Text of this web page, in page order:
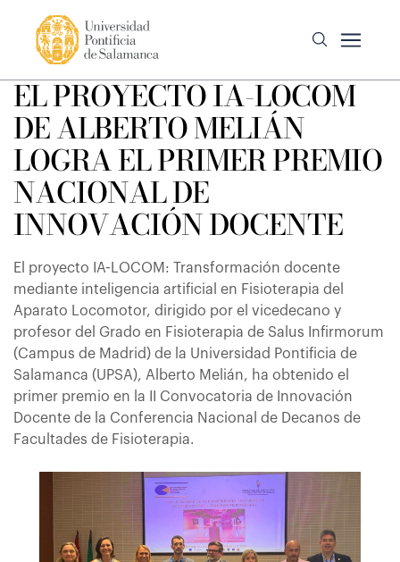
EL PROYECTO IA-LOCOM
DE ALBERTO MELIÁN
LOGRA EL PRIMER PREMIO
NACIONAL DE
INNOVACIÓN DOCENTE
El proyecto IA-LOCOM: Transformación docente
mediante inteligencia artificial en Fisioterapia del
Aparato Locomotor, dirigido por el vicedecano y
profesor del Grado en Fisioterapia de Salus Infirmorum
(Campus de Madrid) de la Universidad Pontificia de
Salamanca (UPSA), Alberto Melián, ha obtenido el
primer premio en la II Convocatoria de Innovación
Docente de la Conferencia Nacional de Decanos de
Facultades de Fisioterapia.